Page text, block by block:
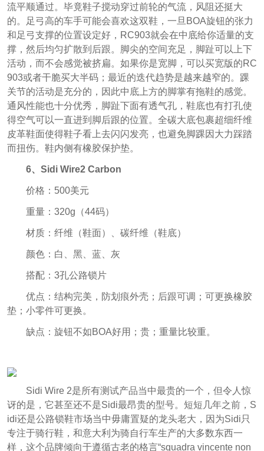
流平顺通过。毕竟鞋子搅动穿过前轮的气流，风阻还挺大
的。足弓高的车手可能会喜欢这双鞋，一旦BOA旋钮的张力
和足弓支撑的位置设定好，RC903就会在中底给你适量的支
撑，然后均匀扩散到后跟。脚尖的空间充足，脚趾可以上下
活动，而不会感觉被挤扁。如果你是宽脚，可以买宽版的RC
903或者干脆买大半码；最近的迭代趋势是越来越窄的。踝
关节的活动是充分的，因此中底上方的脚掌有拖鞋的感觉。
通风性能也十分优秀，脚趾下面有透气孔，鞋底也有打孔使
得空气可以一直进到脚后跟的位置。全碳大底包裹超细纤维
皮革鞋面使得鞋子看上去闪闪发亮，也避免脚踝因大力踩踏
而扭伤。鞋内侧有橡胶保护垫。
6、Sidi Wire2 Carbon
价格：500美元
重量：320g（44码）
材质：纤维（鞋面）、碳纤维（鞋底）
颜色：白、黑、蓝、灰
搭配：3孔公路锁片
优点：结构完美，防划痕外壳；后跟可调；可更换橡胶
垫；小零件可更换。
缺点：旋钮不如BOA好用；贵；重量比较重。
Sidi Wire 2是所有测试产品当中最贵的一个，但令人惊
讶的是，它甚至还不是Sidi最昂贵的型号。短短几年之前，S
idi还是公路锁鞋市场当中毋庸置疑的龙头老大，因为Sidi只
专注于骑行鞋，和意大利为骑自行车生产的大多数东西一
样，这个品牌倾向于遵循古老的格言“squadra vincente non